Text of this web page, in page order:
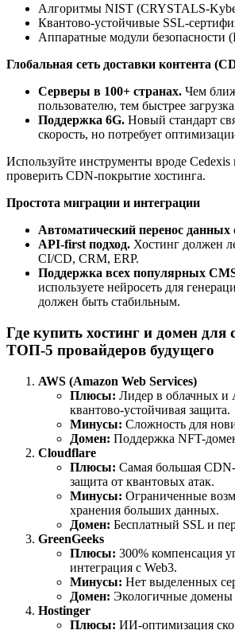
Алгоритмы NIST (CRYSTALS-
Квантово-устойчивые SSL-
Аппаратные модули безопасности
Глобальная сеть доставки контента
Серверы в 100+ странах. Чем
пользователю, тем быстрее
Поддержка 6G. Новый стандарт
скорость, но потребует
Используйте инструменты вроде
проверить CDN-покрытие хостинга.
Простота миграции и интеграции
Автоматический перенос данных
API-first подход. Хостинг должен
CI/CD, CRM, ERP.
Поддержка всех популярных
используете нейросеть для
должен быть стабильным.
Где купить хостинг и домен для
ТОП-5 провайдеров будущего
AWS (Amazon Web Services)
Плюсы: Лидер в облачных и
квантово-устойчивая защита.
Минусы: Сложность для
Домен: Поддержка NFT-
Cloudflare
Плюсы: Самая большая CDN-
защита от квантовых атак.
Минусы: Ограниченные
хранения больших данных.
Домен: Бесплатный SSL и
GreenGeeks
Плюсы: 300% компенсация
интеграция с Web3.
Минусы: Нет выделенных
Домен: Экологичные домены
Hostinger
Плюсы: ИИ-оптимизация